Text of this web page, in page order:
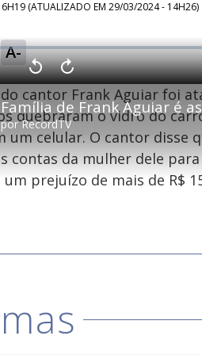
(ATUALIZADO EM 29/03/2024 - 14H26)
A-
Família de Frank Aguiar é
porRecordTV
V
o
l
t
a
r
1
0
s
g
u
d
A
v
a
n
ç
a
r
1
0
e
g
n
cantor Frank Aguiar foi
quebraram o vidro do
um celular. O cantor disse
contas da mulher dele
prejuízo de mais de R$